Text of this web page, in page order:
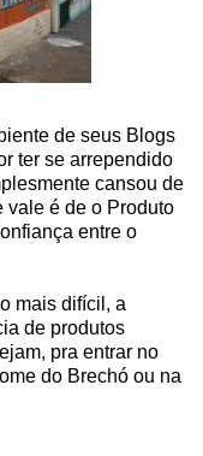
de seus Blogs
ter se arrependido
cansou de
vale é de o Produto
entre o
mais difícil, a
de produtos
pra entrar no
do Brechó ou na